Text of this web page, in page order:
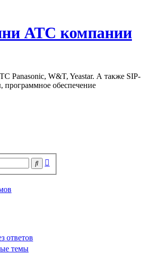
АТС компании
Panasonic, W&T, Yeastar. А также SIP-
обеспечение
Поиск
ответов
темы